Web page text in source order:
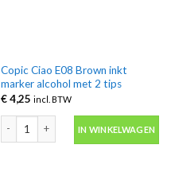
Copic Ciao E08 Brown inkt
marker alcohol met 2 tips
€4,25 incl. BTW
IN WINKELWAGEN